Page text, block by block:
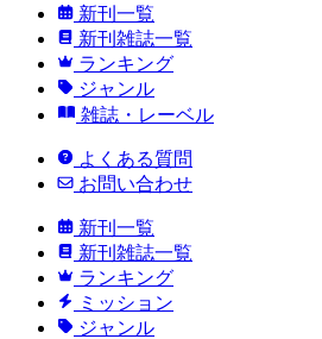
新刊一覧
新刊雑誌一覧
ランキング
ジャンル
雑誌・レーベル
よくある質問
お問い合わせ
新刊一覧
新刊雑誌一覧
ランキング
ミッション
ジャンル